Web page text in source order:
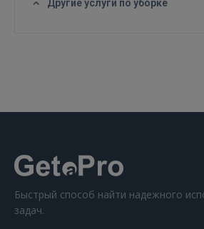
Другие услуги по уборке
Быстрый способ найти надежного
задач.